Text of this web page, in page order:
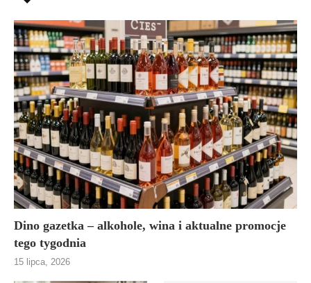
Dino gazetka – alkohole, wina i aktualne promocje
tego tygodnia
15 lipca, 2026